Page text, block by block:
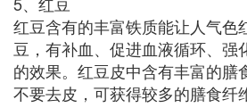
红豆含有的丰富铁质能让人气色
豆，有补血、促进血液循环、强
的效果。红豆皮中含有丰富的膳
不要去皮，可获得较多的膳食纤